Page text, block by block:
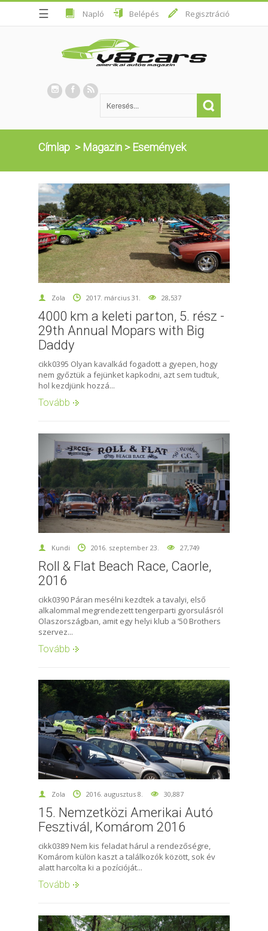
☰ Napló Belépés Regisztráció
Címlap > Magazin > Események
Zola 2017. március 31. 28,537
4000 km a keleti parton, 5. rész -
29th Annual Mopars with Big
Daddy
cikk0395 Olyan kavalkád fogadott a gyepen, hogy
nem győztük a fejünket kapkodni, azt sem tudtuk,
hol kezdjünk hozzá...
Tovább
Kundi 2016. szeptember 23. 27,749
Roll & Flat Beach Race, Caorle,
2016
cikk0390 Páran mesélni kezdtek a tavalyi, első
alkalommal megrendezett tengerparti gyorsulásról
Olaszországban, amit egy helyi klub a ’50 Brothers
szervez...
Tovább
Zola 2016. augusztus 8. 30,887
15. Nemzetközi Amerikai Autó
Fesztivál, Komárom 2016
cikk0389 Nem kis feladat hárul a rendezőségre,
Komárom külön kaszt a találkozók között, sok év
alatt harcolta ki a pozícióját...
Tovább